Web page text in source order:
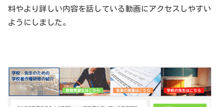
料やより詳しい内容を話している動画にアクセスしやすい
ようにしました。